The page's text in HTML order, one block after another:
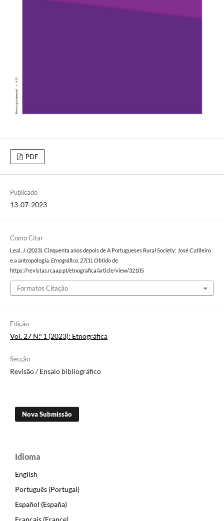
PDF
Publicado
13-07-2023
Como Citar
Leal, J. (2023). Cinquenta anos depois de A Portugueses Rural Society: José Cutileiro
e a antropologia. Etnográfica 27(1). Obtido de
https://revistas.rcaap.pt/etnografica/article/view/32105
Formatos Citação
Edição
Vol. 27 N.º 1 (2023): Etnográfica
Secção
Revisão / Ensaio bibliográfico
Nova Submissão
Idioma
English
Português (Portugal)
Español (España)
Français (France)